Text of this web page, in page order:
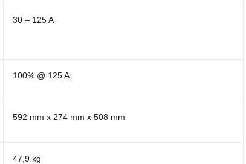
30 – 125 A
100% @ 125 A
592 mm x 274 mm x 508 mm
47,9 kg